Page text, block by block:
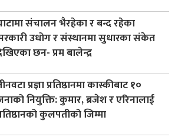
संचालन भैरहेका र बन्द रहेका
उधोग र संस्थानमा सुधारका संकेत
छन- प्रम बालेन्द्र
प्रज्ञा प्रतिष्ठानमा कास्कीबाट १०
नियुक्ति: कुमार, ब्रजेश र एरिनालाई
कुलपतीको जिम्मा